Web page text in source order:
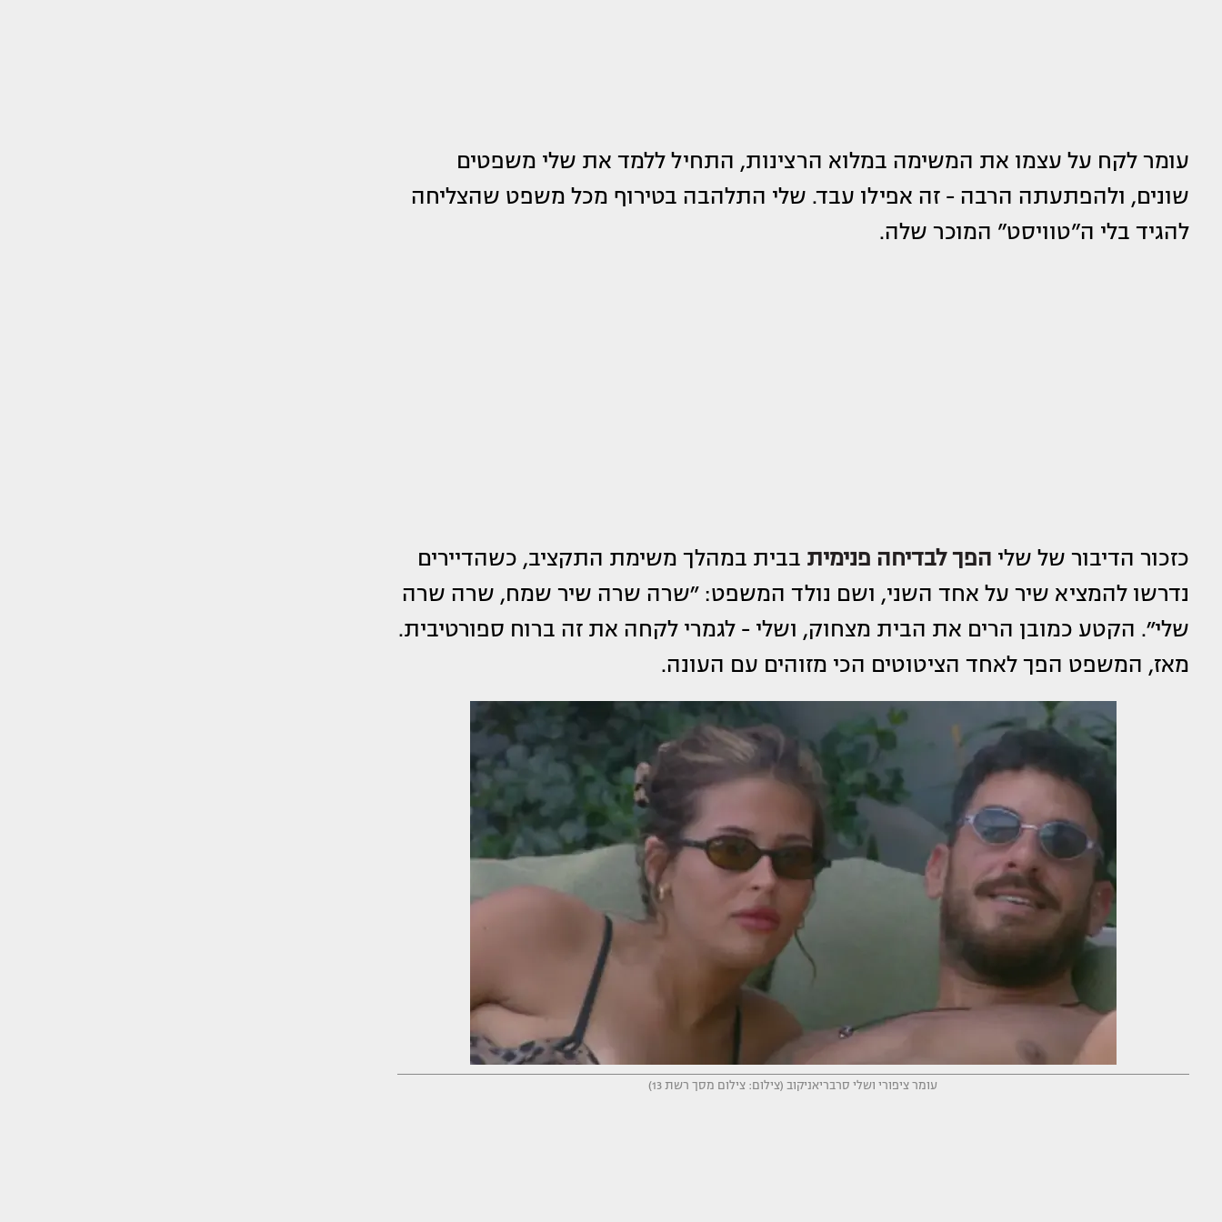
עומר לקח על עצמו את המשימה במלוא הרצינות, התחיל ללמד את שלי משפטים
שונים, ולהפתעתה הרבה - זה אפילו עבד. שלי התלהבה בטירוף מכל משפט שהצליחה
להגיד בלי ה”טוויסט” המוכר שלה.
כזכור הדיבור של שלי הפך לבדיחה פנימית בבית במהלך משימת התקציב, כשהדיירים
נדרשו להמציא שיר על אחד השני, ושם נולד המשפט: ״שרה שרה שיר שמח, שרה שרה
שלי״. הקטע כמובן הרים את הבית מצחוק, ושלי - לגמרי לקחה את זה ברוח ספורטיבית.
מאז, המשפט הפך לאחד הציטוטים הכי מזוהים עם העונה.
עומר ציפורי ושלי סרבריאניקוב (צילום: צילום מסך רשת 13)